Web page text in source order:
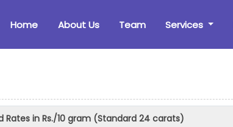
Home About Us Team Services
Rates in Rs./10 gram (Standard 24 carats)